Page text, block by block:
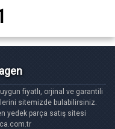
fiyatlı, orjinal ve garantili
sitemizde bulabilirsiniz.
yedek parça satış sitesi